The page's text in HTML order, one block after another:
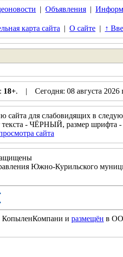
| Объявления |
карта сайта | О сайте | ↑
18+. | Сегодня: 08 августа
сайта для слабовидящих в
текста - ЧЁРНЫЙ, размер
сайта
Южно-Курильского
и размещён в